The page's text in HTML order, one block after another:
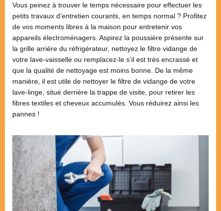
Vous peinez à trouver le temps nécessaire pour effectuer les
petits travaux d’entretien courants, en temps normal ? Profitez
de vos moments libres à la maison pour entretenir vos
appareils électroménagers. Aspirez la poussière présente sur
la grille arrière du réfrigérateur, nettoyez le filtre vidange de
votre lave-vaisselle ou remplacez-le s’il est très encrassé et
que la qualité de nettoyage est moins bonne. De la même
manière, il est utile de nettoyer le filtre de vidange de votre
lave-linge, situé derrière la trappe de visite, pour retirer les
fibres textiles et cheveux accumulés. Vous réduirez ainsi les
pannes !